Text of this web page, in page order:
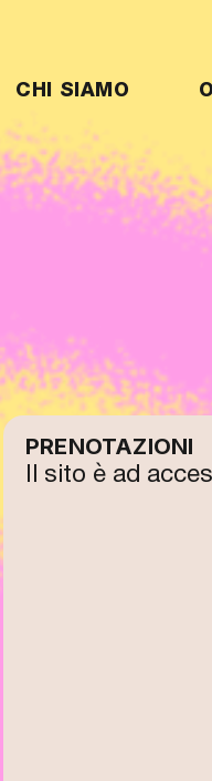
MENU-
CHI SIAMO
PRENOTAZIONI
Il sito è ad